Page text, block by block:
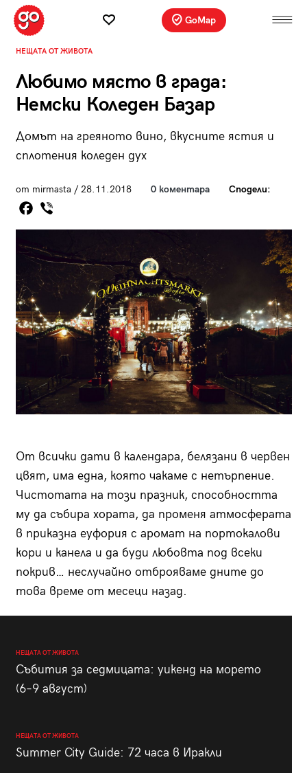
GoMap
НЕЩАТА ОТ ЖИВОТА
Любимо място в града:
Немски Коледен Базар
Домът на греяното вино, вкусните ястия и
сплотения коледен дух
от mirmasta / 28.11.2018 0 коментара Сподели:
От всички дати в календара, белязани в червен
цвят, има една, която чакаме с нетърпение.
Чистотата на този празник, способността
му да събира хората, да променя атмосферата
в приказна еуфория с аромат на портокалови
кори и канела и да буди любовта под всеки
покрив… неслучайно отброяваме дните до
това време от месеци назад.
НЕЩАТА ОТ ЖИВОТА
Събития за седмицата: уикенд на морето
(6–9 август)
НЕЩАТА ОТ ЖИВОТА
Summer City Guide: 72 часа в Иракли